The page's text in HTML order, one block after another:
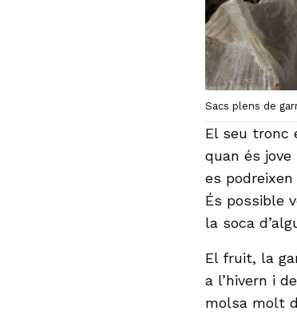
Sacs plens de
El seu tronc
quan és
es
És possible
la soca
El fruit, la
a l’hivern i
molsa molt